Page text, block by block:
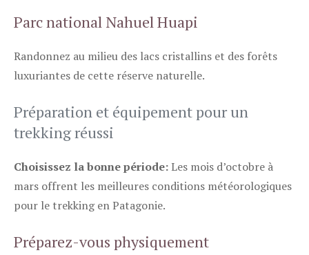
Parc national Nahuel Huapi
Randonnez au milieu des lacs cristallins et des forêts
luxuriantes de cette réserve naturelle.
Préparation et équipement pour un
trekking réussi
Choisissez la bonne période:Les mois d’octobre à
mars offrent les meilleures conditions météorologiques
pour le trekking en Patagonie.
Préparez-vous physiquement